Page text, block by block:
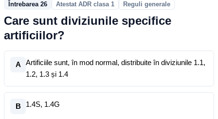
Întrebarea 26 Atestat ADR clasa 1 Reguli generale
Care sunt diviziunile specifice
artificiilor?
A
Artificiile sunt, în mod normal, distribuite în diviziunile 1.1,
1.2, 1.3 și 1.4
B 1.4S, 1.4G